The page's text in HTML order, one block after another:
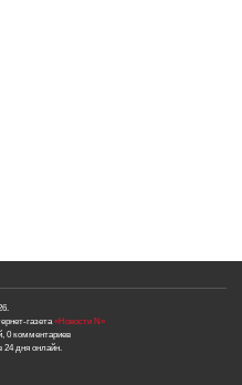
газета«Новости N»
0 комментариев
24 дня онлайн.